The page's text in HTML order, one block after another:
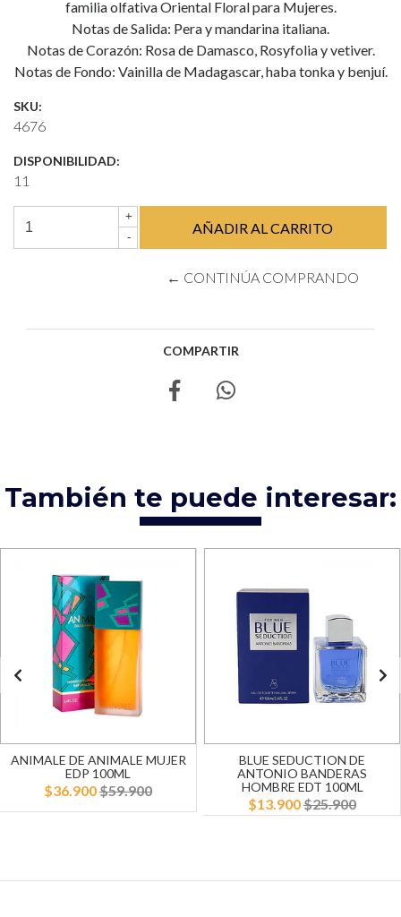
familia olfativa Oriental Floral para Mujeres.
Notas de Salida: Pera y mandarina italiana.
Notas de Corazón: Rosa de Damasco, Rosyfolia y vetiver.
Notas de Fondo: Vainilla de Madagascar, haba tonka y benjuí.
SKU:
4676
DISPONIBILIDAD:
11
+
-
← CONTINÚA COMPRANDO
COMPARTIR
También te puede interesar:
ANIMALE DE ANIMALE MUJER
EDP 100ML
$36.900$59.900
BLUE SEDUCTION DE
ANTONIO BANDERAS
HOMBRE EDT 100ML
$13.900$25.900